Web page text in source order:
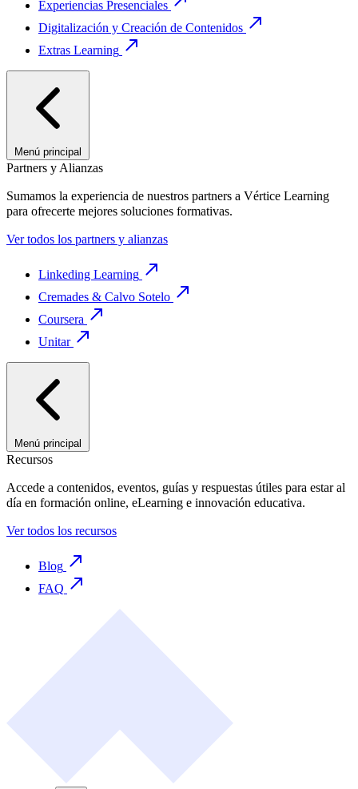
Experiencias Presenciales
Digitalización y Creación de Contenidos
Extras Learning
Menú principal
Partners y Alianzas
Sumamos la experiencia de nuestros partners a Vértice Learning
para ofrecerte mejores soluciones formativas.
Ver todos los partners y alianzas
Linkeding Learning
Cremades & Calvo Sotelo
Coursera
Unitar
Menú principal
Recursos
Accede a contenidos, eventos, guías y respuestas útiles para estar al
día en formación online, eLearning e innovación educativa.
Ver todos los recursos
Blog
FAQ